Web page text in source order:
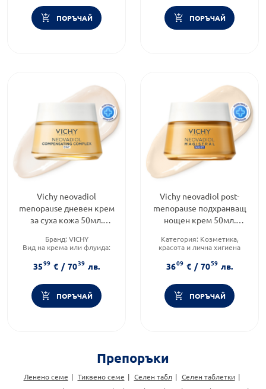
ПОРЪЧАЙ ПОРЪЧАЙ
Vichy neovadiol
menopause дневен крем
за суха кожа 50мл.
Бранд: VICHY
Вид на крема или флуида:
Продуктова линия:
NEOVADIOL
3599 € / 7039 лв.
ПОРЪЧАЙ
Vichy neovadiol post-
menopause подхранващ
нощен крем 50мл.
Категория: Козметика,
красота и лична хигиена
Дермокозметика
Форма на продукта:крем
3609 € / 7059 лв.
ПОРЪЧАЙ
Препоръки
Ленено семе Тиквено семе Селен табл
Селен таблетки